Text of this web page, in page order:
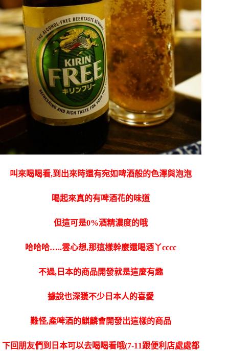
叫來喝喝看,到出來時還有宛如啤酒般的色澤與泡泡
喝起來真的有啤酒花的味道
但這可是0%酒精濃度的哦
哈哈哈…..雲心想,那這樣幹麼還喝酒丫cccc
不過,日本的商品開發就是這麼有趣
據說也深獲不少日本人的喜愛
難怪,產啤酒的麒麟會開發出這樣的商品
下回朋友們到日本可以去喝喝看哦(7-11跟便利店處處都